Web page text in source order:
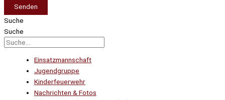
Senden
Suche
Suche
Einsatzmannschaft
Jugendgruppe
Kinderfeuerwehr
Nachrichten & Fotos